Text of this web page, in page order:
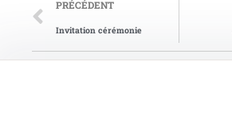
PRÉCÉDENT
Invitation cérémonie